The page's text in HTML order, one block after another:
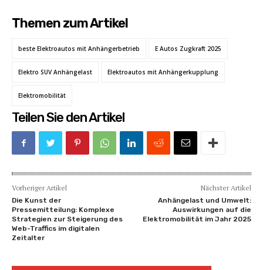
Themen zum Artikel
beste Elektroautos mit Anhängerbetrieb E Autos Zugkraft 2025
Elektro SUV Anhängelast Elektroautos mit Anhängerkupplung
Elektromobilität
Teilen Sie den Artikel
Vorheriger Artikel
Die Kunst der
Pressemitteilung: Komplexe
Strategien zur Steigerung des
Web-Traffics im digitalen
Zeitalter
Nächster Artikel
Anhängelast und Umwelt:
Auswirkungen auf die
Elektromobilität im Jahr 2025